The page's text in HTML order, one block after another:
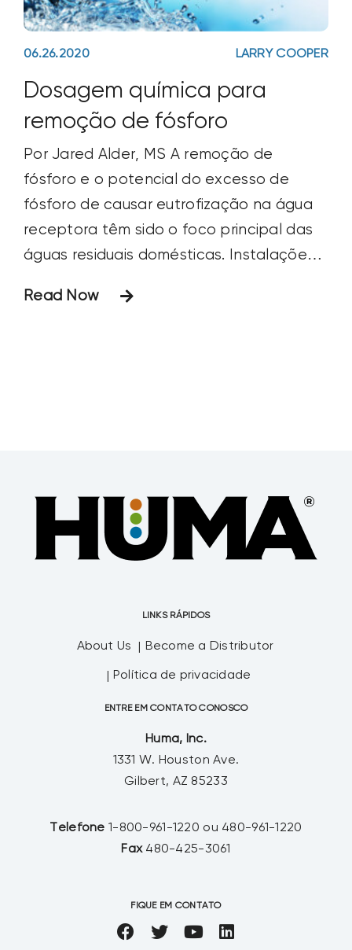
06.26.2020 LARRY COOPER
Dosagem química para
remoção de fósforo
Por Jared Alder, MS A remoção de
fósforo e o potencial do excesso de
fósforo de causar eutrofização na água
receptora têm sido o foco principal das
águas residuais domésticas. Instalações
tamanhos diferentes com tecnologias
Read Now
LINKS RÁPIDOS
About Us Become a Distributor
Política de privacidade
ENTRE EM CONTATO CONOSCO
Huma, Inc.
1331 W. Houston Ave.
Gilbert, AZ 85233
Telefone 1-800-961-1220 ou 480-961-1220
Fax 480-425-3061
FIQUE EM CONTATO